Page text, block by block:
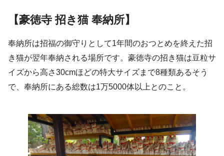
【豪徳寺 招き猫 奉納所】
奉納所は招福の御守りとして1年間のおつとめを終えた招
き猫が翌年奉納される場所です。豪徳寺の招き猫は豆粒サ
イズから高さ30cmほどの特大サイズまで8種類あるそう
で、奉納所にある総数は1万5000体以上とのこと。